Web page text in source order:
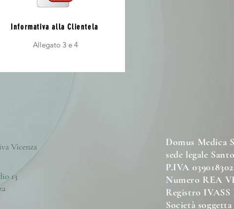
Informativa alla Clientela
Allegato 3 e 4
Vicenza
13
Domus Medica
sede legale
P.IVA
Numero REA
Registro IVASS
Società